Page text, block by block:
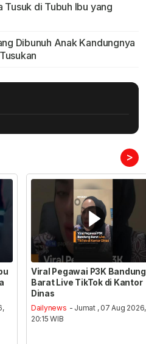
Tusuk di Tubuh Ibu yang
Dibunuh Anak Kandungnya
>
Viral Pegawai P3K Bandung
Barat Live TikTok di Kantor
Dinas
Dailynews - Jumat , 07 Aug 2026,
20:15 WIB